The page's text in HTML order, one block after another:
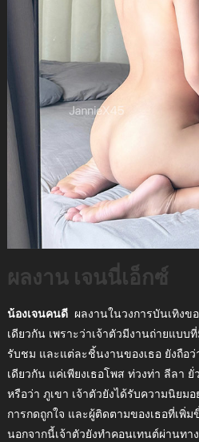
ผลงาน เจนนี่เอ็กซ์
น้องเจนคนดีผลงานในวงการบันเทิงข
เดียวกัน เพราะว่าเจ้าตัวมีงานถ่ายแบบ
รับชม และแต่ละชิ้นงานของเธอ ยังถือ
เดียวกัน แค่เพียงเธอโพส ท่วงท่า ลีลา
หรือว่า ภูเขา เจ้าตัวยังได้รับความนิยม
การกดถูกใจ และผู้ติดตามของเธอที่เพิ่ม
นอกจากนี้เจ้าตัวยังทำคอนเทนต์ผ่านทา